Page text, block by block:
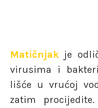
Matičnjak je
virusima i
lišće u vrućoj
zatim